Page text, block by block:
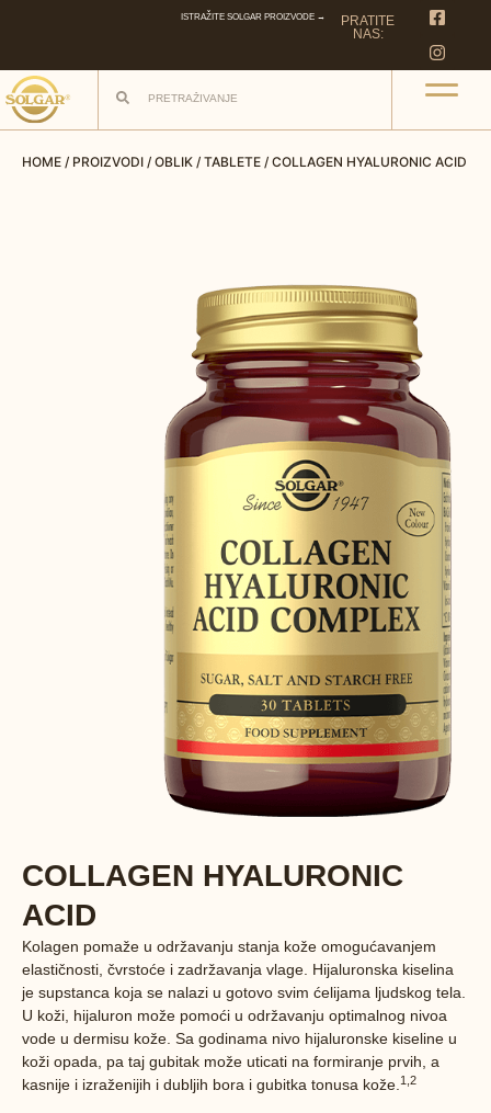
ISTRAŽITE SOLGAR PROIZVODE →
PRATITE
NAS:
HOME / PROIZVODI / OBLIK / TABLETE / COLLAGEN HYALURONIC ACID
COLLAGEN HYALURONIC
ACID
Kolagen pomaže u održavanju stanja kože omogućavanjem
elastičnosti, čvrstoće i zadržavanja vlage. Hijaluronska kiselina
je supstanca koja se nalazi u gotovo svim ćelijama ljudskog tela.
U koži, hijaluron može pomoći u održavanju optimalnog nivoa
vode u dermisu kože. Sa godinama nivo hijaluronske kiseline u
koži opada, pa taj gubitak može uticati na formiranje prvih, a
kasnije i izraženijih i dubljih bora i gubitka tonusa kože.1,2